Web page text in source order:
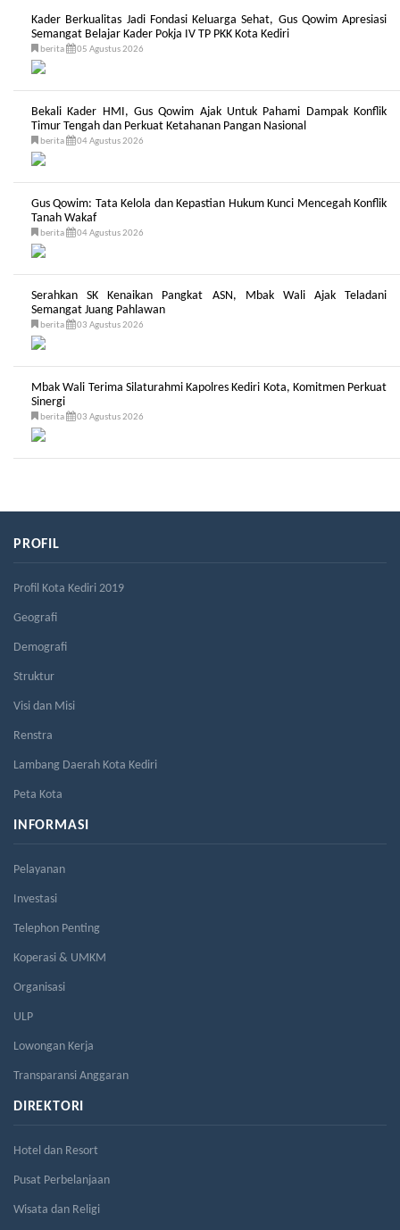
Kader Berkualitas Jadi Fondasi Keluarga Sehat, Gus Qowim Apresiasi
Semangat Belajar Kader Pokja IV TP PKK Kota Kediri
berita 05 Agustus 2026
Bekali Kader HMI, Gus Qowim Ajak Untuk Pahami Dampak Konflik
Timur Tengah dan Perkuat Ketahanan Pangan Nasional
berita 04 Agustus 2026
Gus Qowim: Tata Kelola dan Kepastian Hukum Kunci Mencegah Konflik
Tanah Wakaf
berita 04 Agustus 2026
Serahkan SK Kenaikan Pangkat ASN, Mbak Wali Ajak Teladani
Semangat Juang Pahlawan
berita 03 Agustus 2026
Mbak Wali Terima Silaturahmi Kapolres Kediri Kota, Komitmen Perkuat
Sinergi
berita 03 Agustus 2026
PROFIL
Profil Kota Kediri 2019
Geografi
Demografi
Struktur
Visi dan Misi
Renstra
Lambang Daerah Kota Kediri
Peta Kota
INFORMASI
Pelayanan
Investasi
Telephon Penting
Koperasi & UMKM
Organisasi
ULP
Lowongan Kerja
Transparansi Anggaran
DIREKTORI
Hotel dan Resort
Pusat Perbelanjaan
Wisata dan Religi